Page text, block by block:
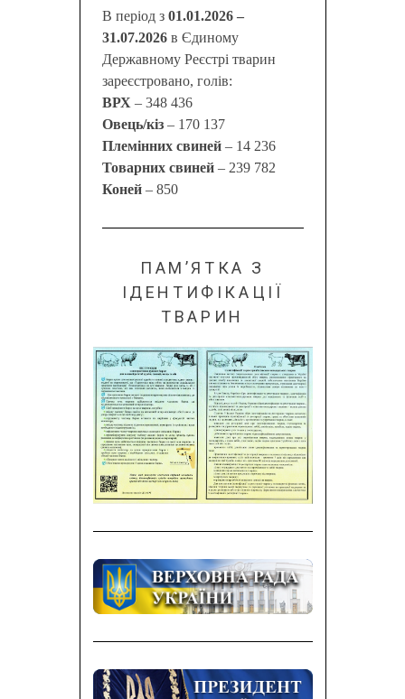
В період з01.01.2026 –
31.07.2026 в Єдиному
Державному Реєстрі тварин
зареєстровано, голів:
ВРХ – 348 436
Овець/кіз– 170 137
Племінних свиней– 14 236
Товарних свиней– 239 782
Коней– 850
ПАМ’ЯТКА З
ІДЕНТИФІКАЦІЇ
ТВАРИН